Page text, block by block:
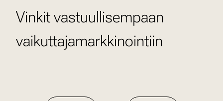
Vinkit vastuullisempaan
vaikuttajamarkkinointiin